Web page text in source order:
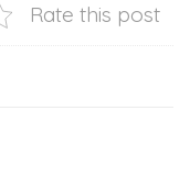
Rate this post